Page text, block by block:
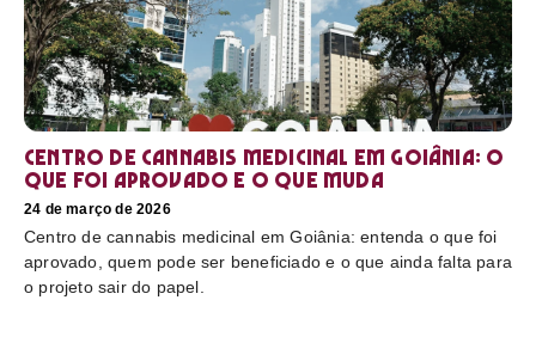
Centro de cannabis medicinal em Goiânia: o
que foi aprovado e o que muda
24 de março de 2026
Centro de cannabis medicinal em Goiânia: entenda o que foi
aprovado, quem pode ser beneficiado e o que ainda falta para
o projeto sair do papel.